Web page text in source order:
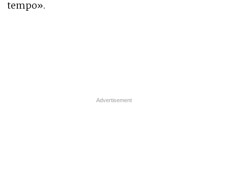
tempo».